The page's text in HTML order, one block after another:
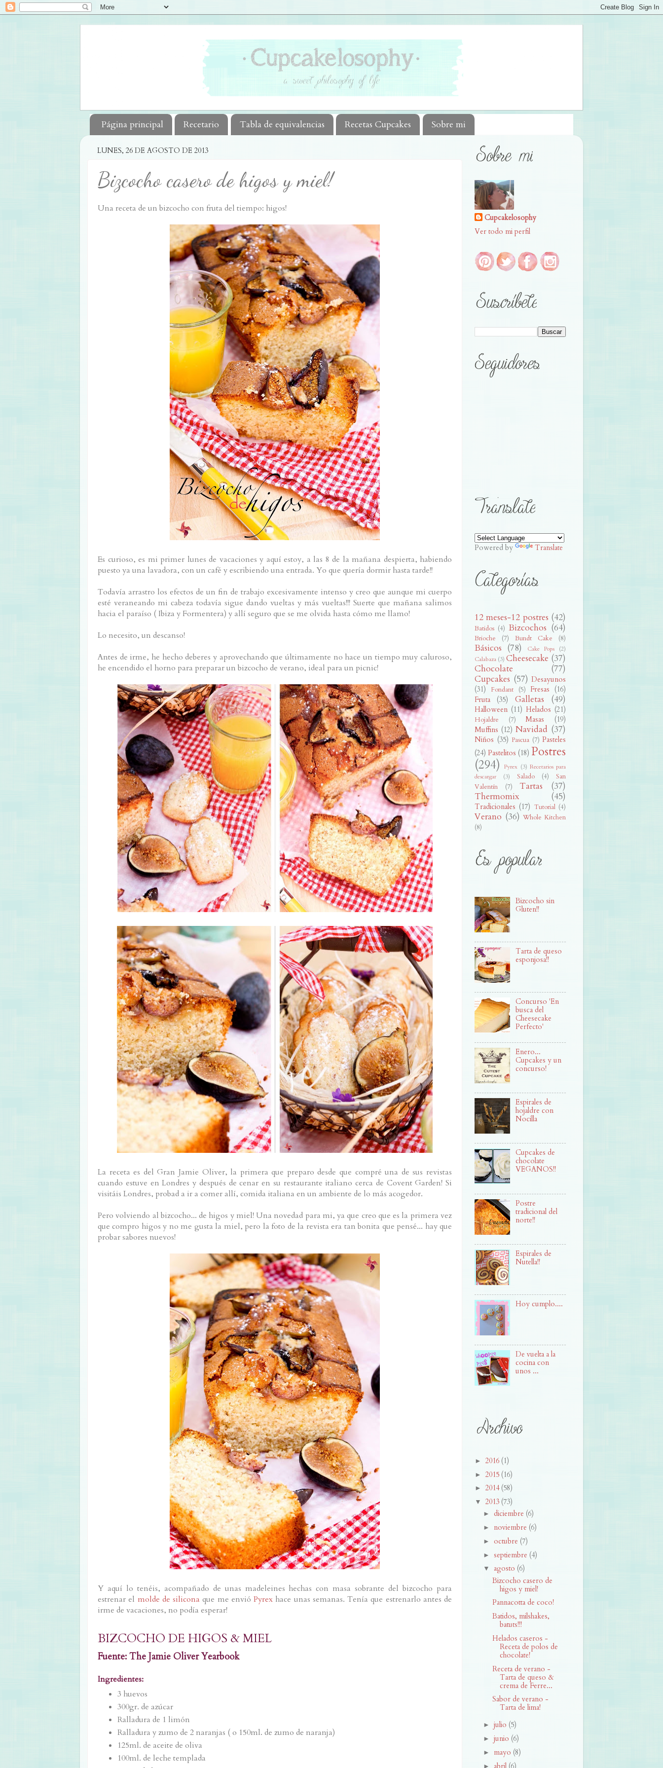
Página principal Recetario Tabla de equivalencias Recetas Cupcakes Sobre mi
LUNES, 26 DE AGOSTO DE 2013
Bizcocho casero de higos y miel!
Una receta de un bizcocho con fruta del tiempo: higos!
Es curioso, es mi primer lunes de vacaciones y aquí estoy, a las 8 de la mañana despierta, habiendo
puesto ya una lavadora, con un café y escribiendo una entrada. Yo que quería dormir hasta tarde!!
Todavía arrastro los efectos de un fin de trabajo excesivamente intenso y creo que aunque mi cuerpo
esté veraneando mi cabeza todavía sigue dando vueltas y más vueltas!!! Suerte que mañana salimos
hacia el paraíso ( Ibiza y Formentera) y allí seguro que se me olvida hasta cómo me llamo!
Lo necesito, un descanso!
Antes de irme, he hecho deberes y aprovechando que últimamente no hace un tiempo muy caluroso,
he encendido el horno para preparar un bizcocho de verano, ideal para un picnic!
La receta es del Gran Jamie Oliver, la primera que preparo desde que compré una de sus revistas
cuando estuve en Londres y después de cenar en su restaurante italiano cerca de Covent Garden! Si
visitáis Londres, probad a ir a comer allí, comida italiana en un ambiente de lo más acogedor.
Pero volviendo al bizcocho... de higos y miel! Una novedad para mi, ya que creo que es la primera vez
que compro higos y no me gusta la miel, pero la foto de la revista era tan bonita que pensé... hay que
probar sabores nuevos!
Y aquí lo tenéis, acompañado de unas madeleines hechas con masa sobrante del bizcocho para
estrenar el molde de silicona que me envió Pyrex hace unas semanas. Tenía que estrenarlo antes de
irme de vacaciones, no podía esperar!
BIZCOCHO DE HIGOS & MIEL
Fuente: The Jamie Oliver Yearbook
Ingredientes:
3 huevos
300gr. de azúcar
Ralladura de 1 limón
Ralladura y zumo de 2 naranjas ( o 150ml. de zumo de naranja)
125ml. de aceite de oliva
100ml. de leche templada
Cupcakelosophy
Ver todo mi perfil
Powered by Translate
12 meses-12 postres (42)
Batidos (4) Bizcochos (64)
Brioche (7) Bundt Cake (8)
Básicos (78) Cake Pops
(2)
Calabaza (3) Cheesecake (37)
Chocolate
(77)
Cupcakes (57) Desayunos
(31)
Fondant (5) Fresas
(16)
Fruta
(35) Galletas (49)
Halloween (11) Helados (21)
Hojaldre (7) Masas
(19)
Muffins (12) Navidad (37)
Niños (35) Pascua (7) Pasteles
(24) Pastelitos (18) Postres
(294)
Pyrex (3) Recetarios para
descargar
(3) Salado (4)
San
Valentín
(7) Tartas
(37)
Thermomix
(45)
Tradicionales (17) Tutorial (4)
Verano (36) Whole Kitchen
(8)
Bizcocho sin
Gluten!!
Tarta de queso
esponjosa!!
Concurso 'En
busca del
Cheesecake
Perfecto'
Enero...
Cupcakes y un
concurso!
Espirales de
hojaldre con
Nocilla
Cupcakes de
chocolate
VEGANOS!!
Postre
tradicional del
norte!!
Espirales de
Nutella!!
Hoy cumplo....
De vuelta a la
cocina con
unos ...
► 2016 (1)
► 2015 (16)
► 2014 (58)
▼ 2013 (73)
►diciembre (6)
► noviembre (6)
►octubre (7)
►septiembre (4)
▼agosto (6)
Bizcocho casero de
higos y miel!
Pannacotta de coco!
Batidos, milshakes,
batuts!!!
Helados caseros -
Receta de polos de
chocolate!
Receta de verano -
Tarta de queso &
crema de Ferre...
Sabor de verano -
Tarta de lima!
►julio (5)
►junio (6)
► mayo (8)
►